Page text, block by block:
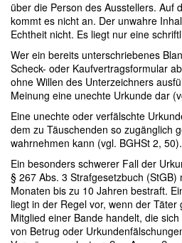
über die Person des Ausstellers. Auf
kommt es nicht an. Der unwahre
Echtheit nicht. Es liegt nur eine
Wer ein bereits unterschriebenes
Scheck- oder Kaufvertragsformular
ohne Willen des Unterzeichners
Meinung eine unechte Urkunde dar
Eine unechte oder verfälschte
dem zu Täuschenden so zugänglich
wahrnehmen kann (vgl. BGHSt 2, 50).
Ein besonders schwerer Fall der
§ 267 Abs. 3 Strafgesetzbuch
Monaten bis zu 10 Jahren bestraft.
liegt in der Regel vor, wenn der
Mitglied einer Bande handelt, die
von Betrug oder